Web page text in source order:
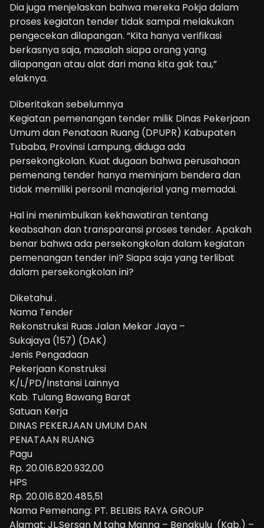
Dia juga menjelaskan bahwa mereka Pokja dalam
proses kegiatan tender tidak sampai melakukan
pengecekan dilapangan. “Kita hanya verifikasi
berkasnya saja, masalah siapa orang yang
dilapangan atau alat dari mana kita gak tau,”
elaknya.
Diberitakan sebelumnya
Kegiatan pemenangan tender milik Dinas Pekerjaan
Umum dan Penataan Ruang (DPUPR) Kabupaten
Tubaba, Provinsi Lampung, diduga ada
persekongkolan. Kuat dugaan bahwa perusahaan
pemenang tender hanya meminjam bendera dan
tidak memiliki personil manajerial yang memadai.
Hal ini menimbulkan kekhawatiran tentang
keabsahan dan transparansi proses tender. Apakah
benar bahwa ada persekongkolan dalam kegiatan
pemenangan tender ini? Siapa saja yang terlibat
dalam persekongkolan ini?
Diketahui .
Nama Tender
Rekonstruksi Ruas Jalan Mekar Jaya –
Sukajaya (157) (DAK)
Jenis Pengadaan
Pekerjaan Konstruksi
K/L/PD/Instansi Lainnya
Kab. Tulang Bawang Barat
Satuan Kerja
DINAS PEKERJAAN UMUM DAN
PENATAAN RUANG
Pagu
Rp. 20.016.820.932,00
HPS
Rp. 20.016.820.485,51
Nama Pemenang: PT. BELIBIS RAYA GROUP
Alamat: JL.Sersan M taha Manna – Bengkulu (Kab.) –